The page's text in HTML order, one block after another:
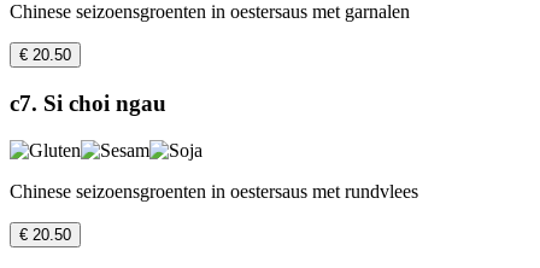
Chinese seizoensgroenten in oestersaus met garnalen
€ 20.50
c7. Si choi ngau
Chinese seizoensgroenten in oestersaus met rundvlees
€ 20.50